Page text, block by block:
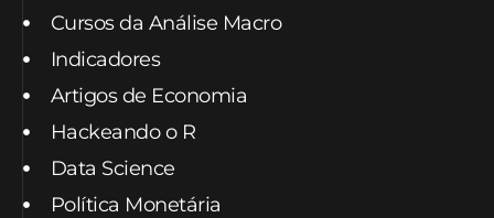
Cursos da Análise Macro
Indicadores
Artigos de Economia
Hackeando o R
Data Science
Política Monetária